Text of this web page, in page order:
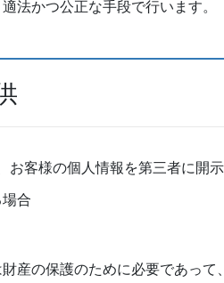
法かつ公正な手段で行います。
お客様の個人情報を第三者に開
合
産の保護のために必要であっ